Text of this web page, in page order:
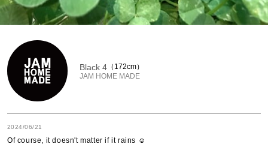
Black 4
JAM HOME MADE
172cm
2024/06/21
Of course, it doesn't matter if it rains ☺︎